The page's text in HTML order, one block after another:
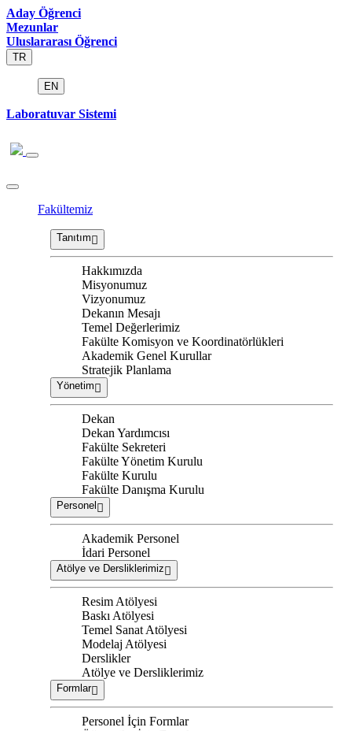
Aday Öğrenci
Mezunlar
Uluslararası Öğrenci
TR
EN
Laboratuvar Sistemi
Fakültemiz
Tanıtım
Hakkımızda
Misyonumuz
Vizyonumuz
Dekanın Mesajı
Temel Değerlerimiz
Fakülte Komisyon ve Koordinatörlükleri
Akademik Genel Kurullar
Stratejik Planlama
Yönetim
Dekan
Dekan Yardımcısı
Fakülte Sekreteri
Fakülte Yönetim Kurulu
Fakülte Kurulu
Fakülte Danışma Kurulu
Personel
Akademik Personel
İdari Personel
Atölye ve Dersliklerimiz
Resim Atölyesi
Baskı Atölyesi
Temel Sanat Atölyesi
Modelaj Atölyesi
Derslikler
Atölye ve Dersliklerimiz
Formlar
Personel İçin Formlar